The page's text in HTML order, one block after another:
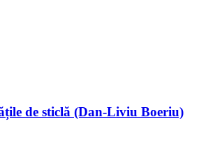
de sticlă (Dan-Liviu Boeriu)